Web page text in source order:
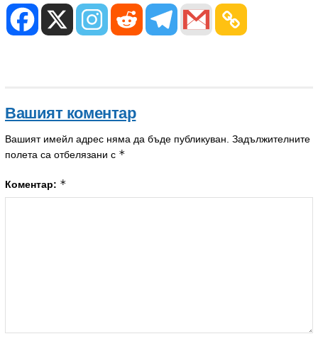
Вашият коментар
Вашият имейл адрес няма да бъде публикуван. Задължителните
полета са отбелязани с *
Коментар: *